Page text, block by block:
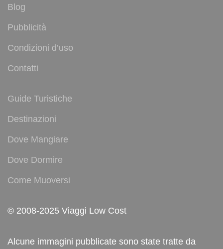
Blog
Pubblicità
Condizioni d’uso
Contatti
Guide Turistiche
Destinazioni
Dove Mangiare
Dove Dormire
Come Muoversi
© 2008-2025 Viaggi Low Cost
Alcune immagini pubblicate sono state tratte da